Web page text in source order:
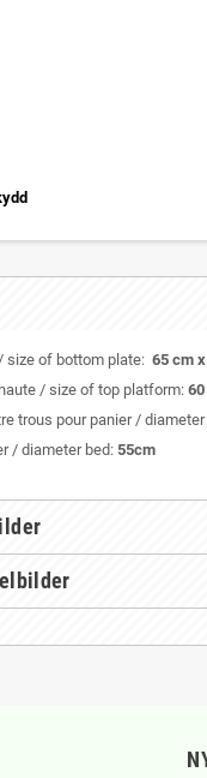
size of bottom plate: 65 cm
/ size of top platform:
trous pour panier /
/ diameter bed: 55cm